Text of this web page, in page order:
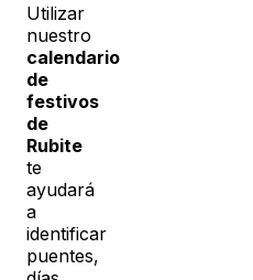
Utilizar
nuestro
calendario
de
festivos
de
Rubite
te
ayudará
a
identificar
puentes,